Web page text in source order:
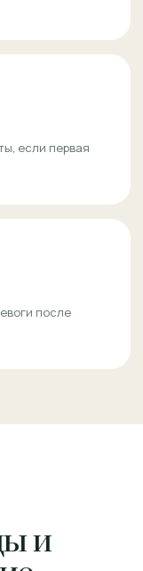
если первая
после
и